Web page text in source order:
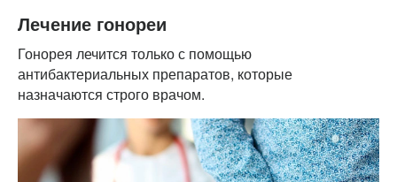
Лечение гонореи
Гонорея лечится только с помощью
антибактериальных препаратов, которые
назначаются строго врачом.